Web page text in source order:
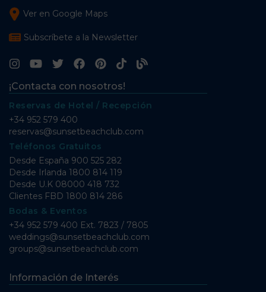
Ver en Google Maps
Subscríbete a la Newsletter
¡Contacta con nosotros!
Reservas de Hotel / Recepción
+34 952 579 400
reservas@sunsetbeachclub.com
Teléfonos Gratuitos
Desde España 900 525 282
Desde Irlanda 1800 814 119
Desde U.K 08000 418 732
Clientes FBD 1800 814 286
Bodas & Eventos
+34 952 579 400 Ext. 7823 / 7805
weddings@sunsetbeachclub.com
groups@sunsetbeachclub.com
Información de Interés